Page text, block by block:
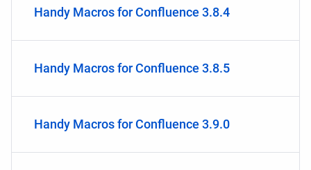
Handy Macros for Confluence 3.8.4
Handy Macros for Confluence 3.8.5
Handy Macros for Confluence 3.9.0